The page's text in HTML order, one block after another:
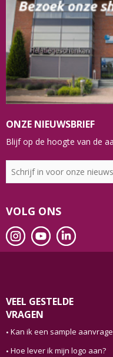
ONZE NIEUWSBRIEF
Blijf op de hoogte van de
VOLG ONS
VEEL GESTELDE
VRAGEN
Kan ik een sample
Hoe lever ik mijn logo aan?